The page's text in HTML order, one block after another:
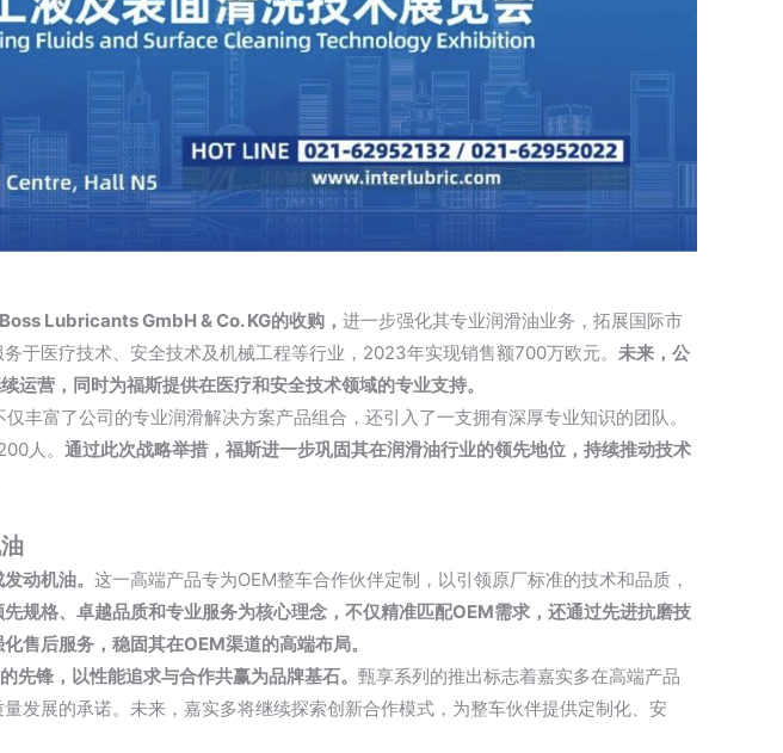
Lubricants GmbH & Co. KG的收购， 进一步强化其专业润滑油业务，拓展国际市
医疗技术、安全技术及机械工程等行业，2023年实现销售额700万欧元。 未来，公
营，同时为福斯提供在医疗和安全技术领域的专业支持。
丰富了公司的专业润滑解决方案产品组合，还引入了一支拥有深厚专业知识的团队。
人。 通过此次战略举措，福斯进一步巩固其在润滑油行业的领先地位，持续推动技术
动机油。 这一高端产品专为OEM整车合作伙伴定制，以引领原厂标准的技术和品质，
规格、卓越品质和专业服务为核心理念，不仅精准匹配OEM需求，还通过先进抗磨技
售后服务，稳固其在OEM渠道的高端布局。
锋，以性能追求与合作共赢为品牌基石。 甄享系列的推出标志着嘉实多在高端产品
发展的承诺。未来，嘉实多将继续探索创新合作模式，为整车伙伴提供定制化、安